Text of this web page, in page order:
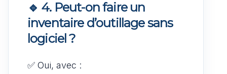
🔹 4. Peut-on faire un
inventaire d’outillage sans
logiciel ?
✅ Oui, avec :